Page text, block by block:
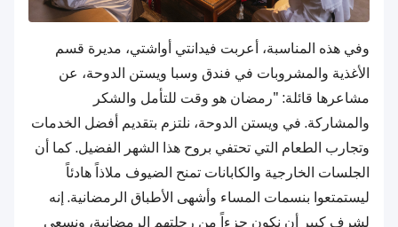
وفي هذه المناسبة، أعربت فيدانتي أواشتي، مديرة قسم
الأغذية والمشروبات في فندق وسبا ويستن الدوحة، عن
مشاعرها قائلة: "رمضان هو وقت للتأمل والشكر
والمشاركة. في ويستن الدوحة، نلتزم بتقديم أفضل الخدمات
وتجارب الطعام التي تحتفي بروح هذا الشهر الفضيل. كما أن
الجلسات الخارجية والكابانات تمنح الضيوف ملاذاً هادئاً
ليستمتعوا بنسمات المساء وأشهى الأطباق الرمضانية. إنه
لشرف كبير أن نكون جزءاً من رحلتهم الرمضانية، ونسعى